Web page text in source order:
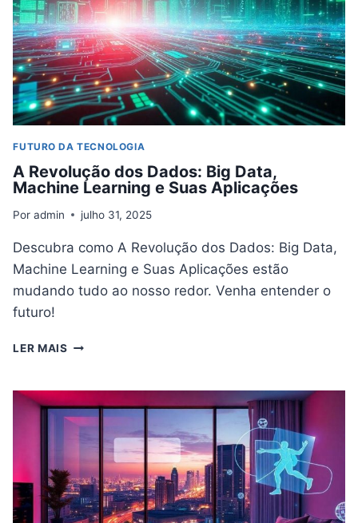
O
USO
CONSCIENTE
FUTURO DA TECNOLOGIA
A Revolução dos Dados: Big Data,
Machine Learning e Suas Aplicações
Por admin julho 31, 2025
Descubra como A Revolução dos Dados: Big Data,
Machine Learning e Suas Aplicações estão
mudando tudo ao nosso redor. Venha entender o
futuro!
LER MAIS
DADOS:
BIG
DATA,
MACHINE
LEARNING
E
SUAS
APLICAÇÕES